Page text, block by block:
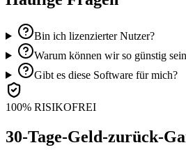
Bin ich lizenzierter Nutzer?
Warum können wir so günstig
Gibt es diese Software für mich?
100% RISIKOFREI
30-Tage-Geld-zurück-